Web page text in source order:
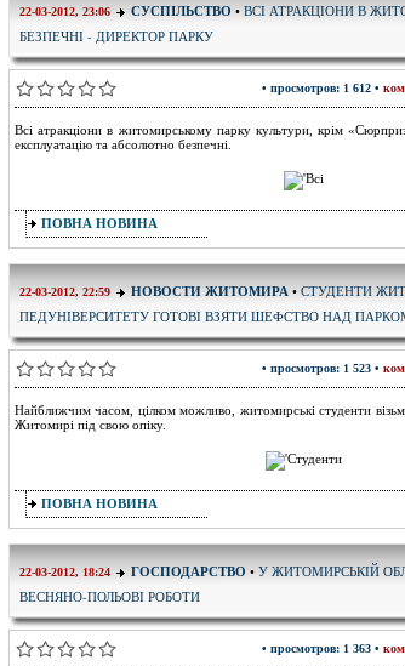
22-03-2012, 23:06 СУСПІЛЬСТВО • ВСІ АТРАКЦІОНИ В
БЕЗПЕЧНІ - ДИРЕКТОР ПАРКУ
• просмотров: 1 612 •
Всі атракціони в житомирському парку культури, крім
експлуатацію та абсолютно безпечні.
ПОВНА НОВИНА
22-03-2012, 22:59 НОВОСТИ ЖИТОМИРА • СТУДЕНТИ
ПЕДУНІВЕРСИТЕТУ ГОТОВІ ВЗЯТИ ШЕФСТВО НАД
• просмотров: 1 523 •
Найближчим часом, цілком можливо, житомирські студенти
Житомирі під свою опіку.
ПОВНА НОВИНА
22-03-2012, 18:24 ГОСПОДАРСТВО • У ЖИТОМИРСЬКІЙ
ВЕСНЯНО-ПОЛЬОВІ РОБОТИ
• просмотров: 1 363 •